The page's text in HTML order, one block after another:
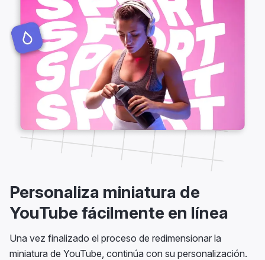
Personaliza miniatura de
YouTube fácilmente en línea
Una vez finalizado el proceso de redimensionar la
miniatura de YouTube, continúa con su personalización.